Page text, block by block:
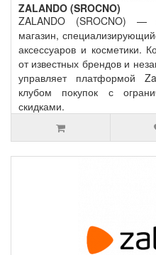
ZALANDO (SROCNO)
ZALANDO (SROCNO) —
магазин,
аксессуаров и косметики.
от известных брендов и
управляет платформой
клубом покупок с
скидками.